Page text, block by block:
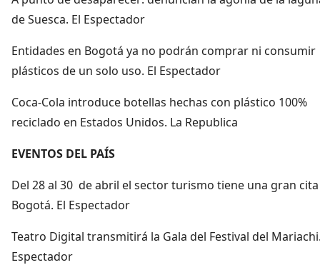
de Suesca. El Espectador
Entidades en Bogotá ya no podrán comprar ni consumir
plásticos de un solo uso. El Espectador
Coca-Cola introduce botellas hechas con plástico 100%
reciclado en Estados Unidos. La Republica
EVENTOS DEL PAÍS
Del 28 al 30 de abril el sector turismo tiene una gran
Bogotá. El Espectador
Teatro Digital transmitirá la Gala del Festival del
Espectador